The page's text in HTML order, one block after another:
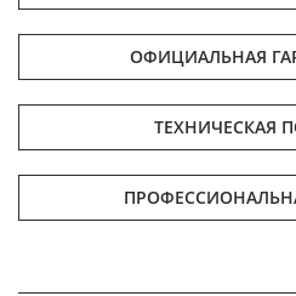
ОФИЦИАЛЬНАЯ
ТЕХНИЧЕСКАЯ